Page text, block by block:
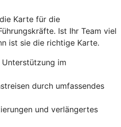
Karte für die
Ist Ihr Team viel
ist sie die richtige Karte.
im
durch umfassendes
und verlängertes